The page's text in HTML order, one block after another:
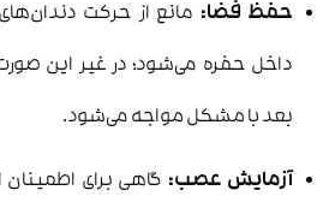
حفظ فضا: مانع از حرکت
داخل حفره می‌شود؛ در غیر این
بعد با مشکل مواجه می‌شود.
آزمایش عصب: گاهی برای اطمینان